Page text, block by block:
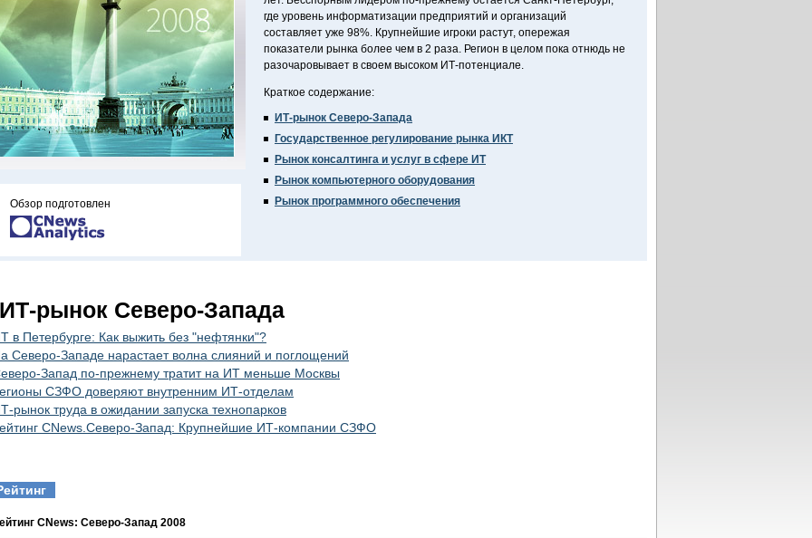
Обзор подготовлен
где уровень информатизации предприятий и организаций
составляет уже 98%. Крупнейшие игроки растут, опережая
показатели рынка более чем в 2 раза. Регион в целом пока отнюдь не
разочаровывает в своем высоком ИТ-потенциале.
Краткое содержание:
ИТ-рынок Северо-Запада
Государственное регулирование рынка ИКТ
Рынок консалтинга и услуг в сфере ИТ
Рынок компьютерного оборудования
Рынок программного обеспечения
ИТ-рынок Северо-Запада
в Петербурге: Как выжить без "нефтянки"?
Северо-Западе нарастает волна слияний и поглощений
Запад по-прежнему тратит на ИТ меньше Москвы
СЗФО доверяют внутренним ИТ-отделам
рынок труда в ожидании запуска технопарков
CNews.Cеверо-Запад: Крупнейшие ИТ-компании СЗФО
CNews: Северо-Запад 2008